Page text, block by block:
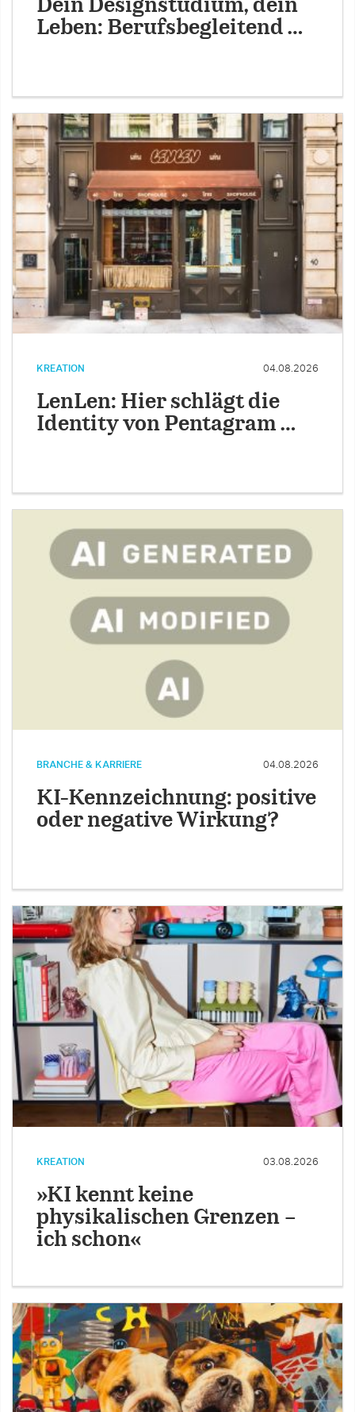
Dein Designstudium, dein
Leben: Berufsbegleitend …
KREATION 04.08.2026
LenLen: Hier schlägt die
Identity von Pentagram …
BRANCHE & KARRIERE 04.08.2026
KI-Kennzeichnung: positive
oder negative Wirkung?
KREATION 03.08.2026
»KI kennt keine
physikalischen Grenzen –
ich schon«